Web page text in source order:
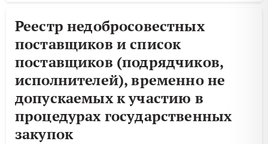
Реестр недобросовестных
поставщиков и список
поставщиков (подрядчиков,
исполнителей), временно не
допускаемых к участию в
процедурах государственных
закупок